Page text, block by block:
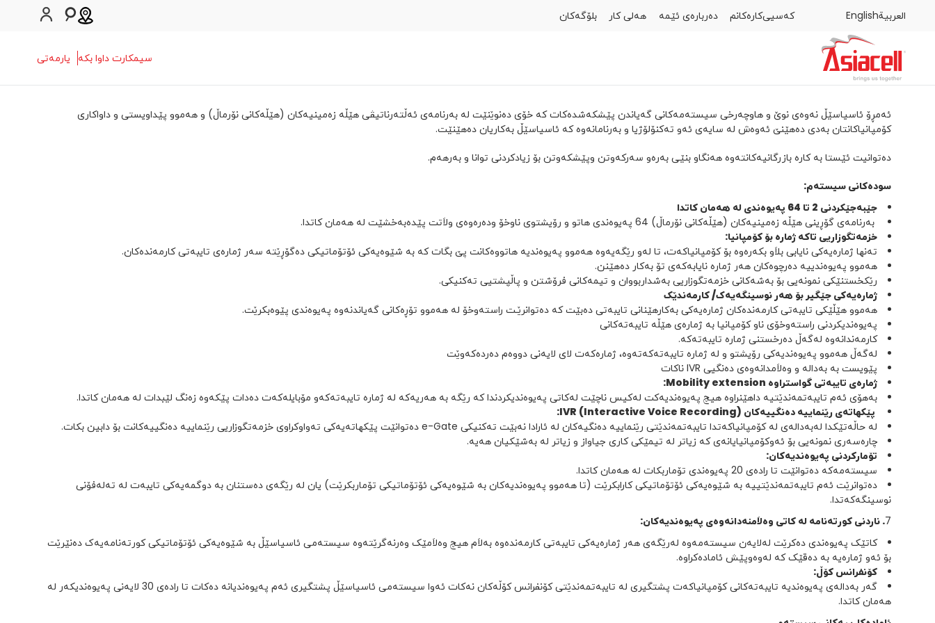
کارەکانم دەربارەی ئێمە
العربية English
العربيةEnglish كه‌سییکارەکانم دەربارەی ئێمە هەلى كار بلۆگەکان
سیمکارت داوا بکە یارمەتی
ئەمڕۆ ئاسیاسێڵ نەوەی نوێ و هاوچەرخی سیستەمەکانی گەیاندن پێشکەشدەکات کە خۆی دەنوێنێت لە بەرنامەی ئەڵتەرناتیڤی هێڵە زەمینیەکان (هێڵەکانی نۆرماڵ) و هەموو پێداویستی و داواکاری
کۆمپانیاکانتان بەدی دەهێنێ ئەوەش لە سایەی ئەو تەکنۆلۆژیا و بەرنامانەوە کە ئاسیاسێڵ بەکاریان دەهێنێت.
دەتوانیت ئێستا بە کارە بازرگانیەکانتەوە هەنگاو بنێی بەرەو سەرکەوتن وپێشکەوتن بۆ زیادکردنی توانا و بەرهەم.
سودەکانی سیستەم:
جێبەجێکردنی 2 تا 64 پەیوەندی لە هەمان کاتدا
بەرنامەی گۆڕینی هێڵە زەمینیەکان (هێڵەکانی نۆرماڵ) 64 پەیوەندی هاتو و رۆیشتوی ناوخۆ ودەرەوەی ولاَتت پێدەبەخشێت لە هەمان کاتدا.
خزمەتگوزاریی تاکە ژمارە بۆ کۆمپانیا:
تەنها ژمارەیەکی نایابی بلاَو بکەرەوە بۆ کۆمپانیاکەت، تا لەو رێگەیەوە هەموو پەیوەندیە هاتووەکانت پێ بگات کە بە شێوەیەکی ئۆتۆماتیکی دەگۆڕێتە سەر ژمارەی تایبەتی کارمەندەکان.
هەموو پەیوەندییە دەرچوەکان هەر ژمارە نایابەکەی تۆ بەکار دەهێنن.
رێکخستنێکی نمونەیی بۆ بەشەکانی خزمەتگوزاریی بەشداربووان و تیمەکانی فرۆشتن و پاڵپشتیی تەکنیکی.
ژمارەیەکی جێگیر بۆ هەر نوسینگەیەک/ کارمەندێک
هەموو هێڵێکی تایبەتی کارمەندەکان ژمارەیەکی بەکارهێنانی تایبەتی دەبێت کە دەتوانرێـت راستەوخۆ لە هەموو تۆڕەکانی گەیاندنەوە پەیوەندی پێوەبکرێت.
پەیوەندیکردنی راستەوخۆی ناو کۆمپانیا بە ژمارەی هێڵە تایبەتەکانی
کارمەندانەوە لەگەڵ دەرخستنی ژمارە تایبەتەکە.
لەگەڵ هەموو پەیوەندیەکی رۆیشتو و لە ژمارە تایبەتەکەتەوە، ژمارەکەت لای لایەنی دووەم دەردەکەوێت
پێویست بە بەدالە و وەلاَمدانەوەی دەنگیی IVR ناکات
ژمارەی تایبەتی گواستراوە Mobility extension:
بەهۆی ئەم تایبەتمەندێتیە داهێنراوە هیچ پەیوەندیەکت لەکیس ناچێت لەکاتی پەیوەندیکردندا کە رێگە بە هەریەکە لە ژمارە تایبەتەکەو مۆبایلەکەت دەدات پێکەوە زەنگ لێبدات لە هەمان کاتدا.
پێکهاتەی رێنماییە دەنگییەکان (Interactive Voice Recording) IVR:
لە حاڵەتێکدا لەبەدالەی لە کۆمپانیاکەتدا تایبەتمەندێتی رێنماییە دەنگیەکان لە ئارادا نەبێت تەکنیکی e-Gate دەتوانێت پێکهاتەیەکی تەواوکراوی خزمەتگوزاریی رێنماییە دەنگییەکانت بۆ دابین بکات.
چارەسەری نمونەیی بۆ ئەوکۆمپانیایانەی کە زیاتر لە تیمێکی کاری جیاواز و زیاتر لە بەشێکیان هەیە.
تۆمارکردنی پەیوەندیەکان:
سیستەمەکە دەتوانێت تا رادەی 20 پەیوەندی تۆماربکات لە هەمان کاتدا.
دەتوانرێت ئەم تایبەتمەندێتییە بە شێوەیەکی ئۆتۆماتیکی کارابکرێت (تا هەموو پەیوەندیەکان بە شێوەیەکی ئۆتۆماتیکی تۆماربکرێت) یان لە رێگەی دەستنان بە دوگمەیەکی تایبەت لە تەلەفۆنی
نوسینگەکەتدا.
7. ناردنی کورتەنامە لە کاتی وەلاَمنەدانەوەی پەیوەندیەکان:
کاتێک پەیوەندی دەکرێت لەلایەن سیستەمەوە لەرێگەی هەر ژمارەیەکی تایبەتی کارمەندەوە بەلاَم هیچ وەلاَمێک وەرنەگرێتەوە سیستەمی ئاسیاسێڵ بە شێوەیەکی ئۆتۆماتیکی کورتەنامەیەک دەنێرێت
بۆ ئەو ژمارەیە بە دەقێک کە لەوەوپێش ئامادەکراوە.
کۆنفرانس کۆڵ:
گەر بەدالەی پەیوەندیە تایبەتەکانی کۆمپانیاکەت پشتگیری لە تایبەتمەندێتی کۆنفرانس کۆڵەکان نەکات ئەوا سیستەمی ئاسیاسێڵ پشتگیری ئەم پەیوەندیانە دەکات تا رادەی 30 لایەنی پەیوەندیکەر لە
هەمان کاتدا.